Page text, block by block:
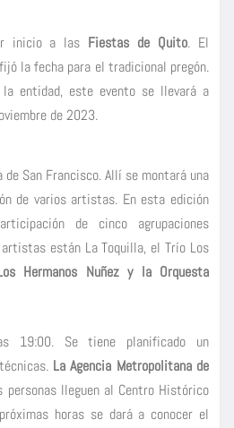
inicio a las Fiestas de Quito. El
la fecha para el tradicional pregón.
la entidad, este evento se llevará a
de 2023.
San Francisco. Allí se montará una
de varios artistas. En esta edición
de cinco agrupaciones
están La Toquilla, el Trío Los
Hermanos Nuñez y la Orquesta
19:00. Se tiene planificado un
La Agencia Metropolitana de
personas lleguen al Centro Histórico
horas se dará a conocer el